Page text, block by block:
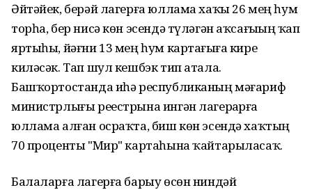
Әйтәйек, берәй лагерға юллама хаҡы 26 мең һум
торһа, бер нисә көн эсендә түләгән аҡсағыҙҙың ҡап
яртыһы, йәғни 13 мең һум картағыҙға кире
киләсәк. Тап шул кешбэк тип атала.
Башҡортостанда иһә республиканың мәғариф
министрлығы реестрына ингән лагерҙарға
юллама алған осраҡта, биш көн эсендә хаҡтың
70 проценты "Мир" картаһына ҡайтарыласаҡ.
Балаларға лагерға барыу өсөн ниндәй